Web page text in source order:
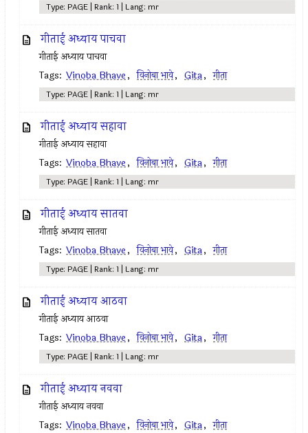
Type: PAGE | Rank: 1 | Lang: mr
गीताई अध्याय पाचवा
गीताई अध्याय पाचवा
Tags: Vinoba Bhave, विनोबा भावे, Gita, गीता
Type: PAGE | Rank: 1 | Lang: mr
गीताई अध्याय सहावा
गीताई अध्याय सहावा
Tags: Vinoba Bhave, विनोबा भावे, Gita, गीता
Type: PAGE | Rank: 1 | Lang: mr
गीताई अध्याय सातवा
गीताई अध्याय सातवा
Tags: Vinoba Bhave, विनोबा भावे, Gita, गीता
Type: PAGE | Rank: 1 | Lang: mr
गीताई अध्याय आठवा
गीताई अध्याय आठवा
Tags: Vinoba Bhave, विनोबा भावे, Gita, गीता
Type: PAGE | Rank: 1 | Lang: mr
गीताई अध्याय नववा
गीताई अध्याय नववा
Tags: Vinoba Bhave, विनोबा भावे, Gita, गीता